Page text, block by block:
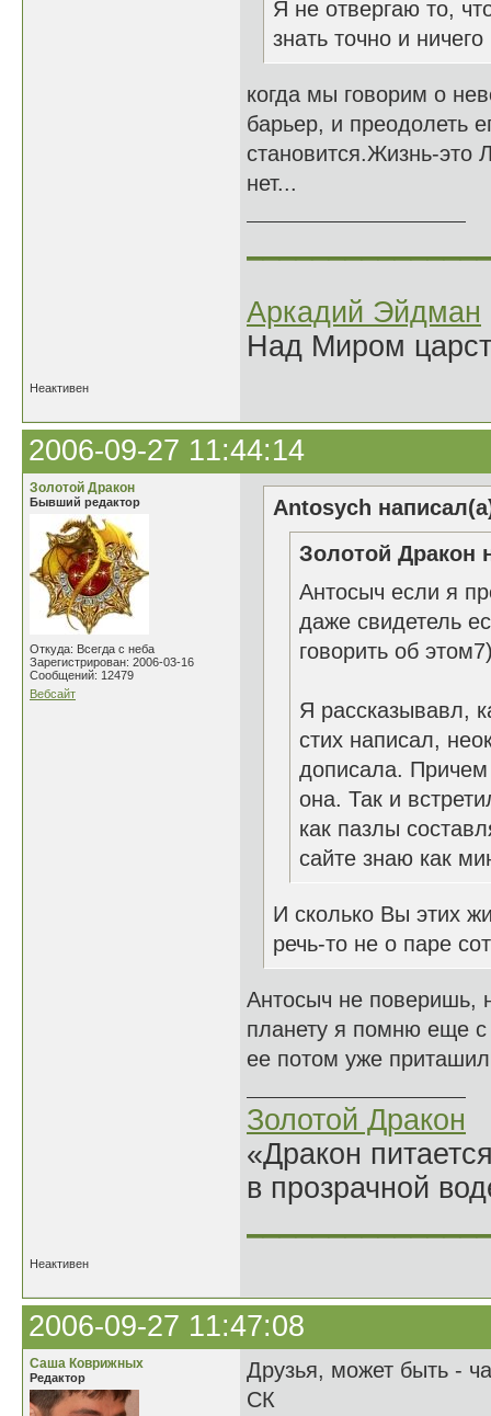
Я не отвергаю то,
знать точно и
когда мы говорим о
барьер, и преодолеть
становится.Жизнь-это
нет...
Аркадий Эйдман
Над Миром
Неактивен
2006-09-27 11:44:14
Золотой Дракон
Бывший редактор
Откуда: Всегда с неба
Зарегистрирован: 2006-03-16
Сообщений: 12479
Вебсайт
Antosych
Золотой Дракон
Антосыч если я
даже свидетель
говорить об
Я рассказывавл,
стих написал,
дописала. Причем
она. Так и
как пазлы
сайте знаю как
И сколько Вы этих
речь-то не о паре
Антосыч не поверишь,
планету я помню еще с
ее потом уже
Золотой Дракон
«Дракон
в прозрачной
Неактивен
2006-09-27 11:47:08
Саша Коврижных
Редактор
Друзья, может быть -
СК